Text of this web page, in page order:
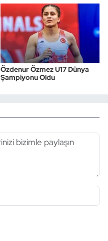
Özdenur Özmez U17 Dünya
Şampiyonu Oldu